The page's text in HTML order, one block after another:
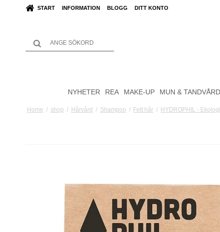
START INFORMATION BLOGG DITT KONTO
NYHETER REA MAKE-UP MUN & TANDVÅRD
Home / shop / Hårvård / Shampoo / Fett hår / HYDROPHIL -